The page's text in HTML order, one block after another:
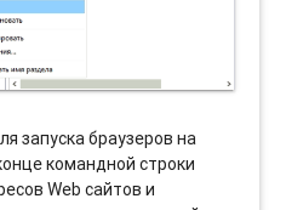
запуска браузеров на
командной строки
Web сайтов и